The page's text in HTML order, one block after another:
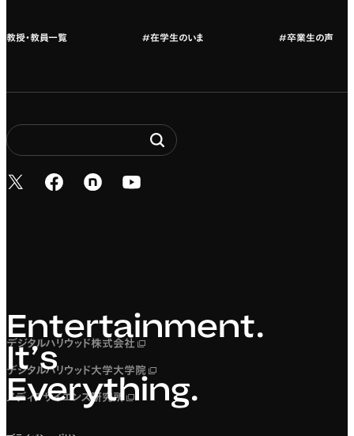
教授・教員一覧 #在学生のいま #卒業生の声
Entertainment.
It’s
Everything.
デジタルハリウッド株式会社 新しいタブで開く
デジタルハリウッド大学大学院 新しいタブで開く
メディアサイエンス研究所新しいタブで開く